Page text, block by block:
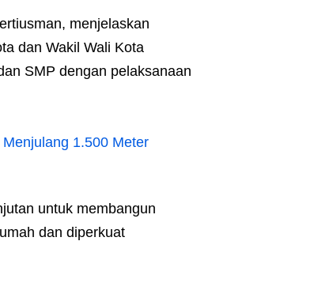
menjelaskan
dan Wakil Wali Kota
SMP dengan pelaksanaan
1.500 Meter
untuk membangun
dan diperkuat